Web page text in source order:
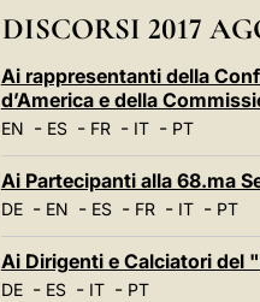
DISCORSI 2017
Ai rappresentanti della
d’America e della
EN - ES- FR- IT- PT
Ai Partecipanti alla 68.ma
DE- EN - ES- FR- IT- PT
Ai Dirigenti e Calciatori del
DE- ES- IT- PT